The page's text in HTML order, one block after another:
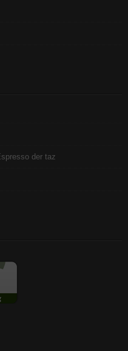
der taz